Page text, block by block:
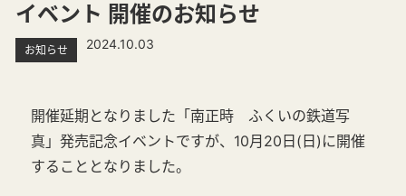
イベント 開催のお知らせ
お知らせ 2024.10.03
開催延期となりました「南正時 ふくいの鉄道写
真」発売記念イベントですが、10月20日(日)に開催
することとなりました。